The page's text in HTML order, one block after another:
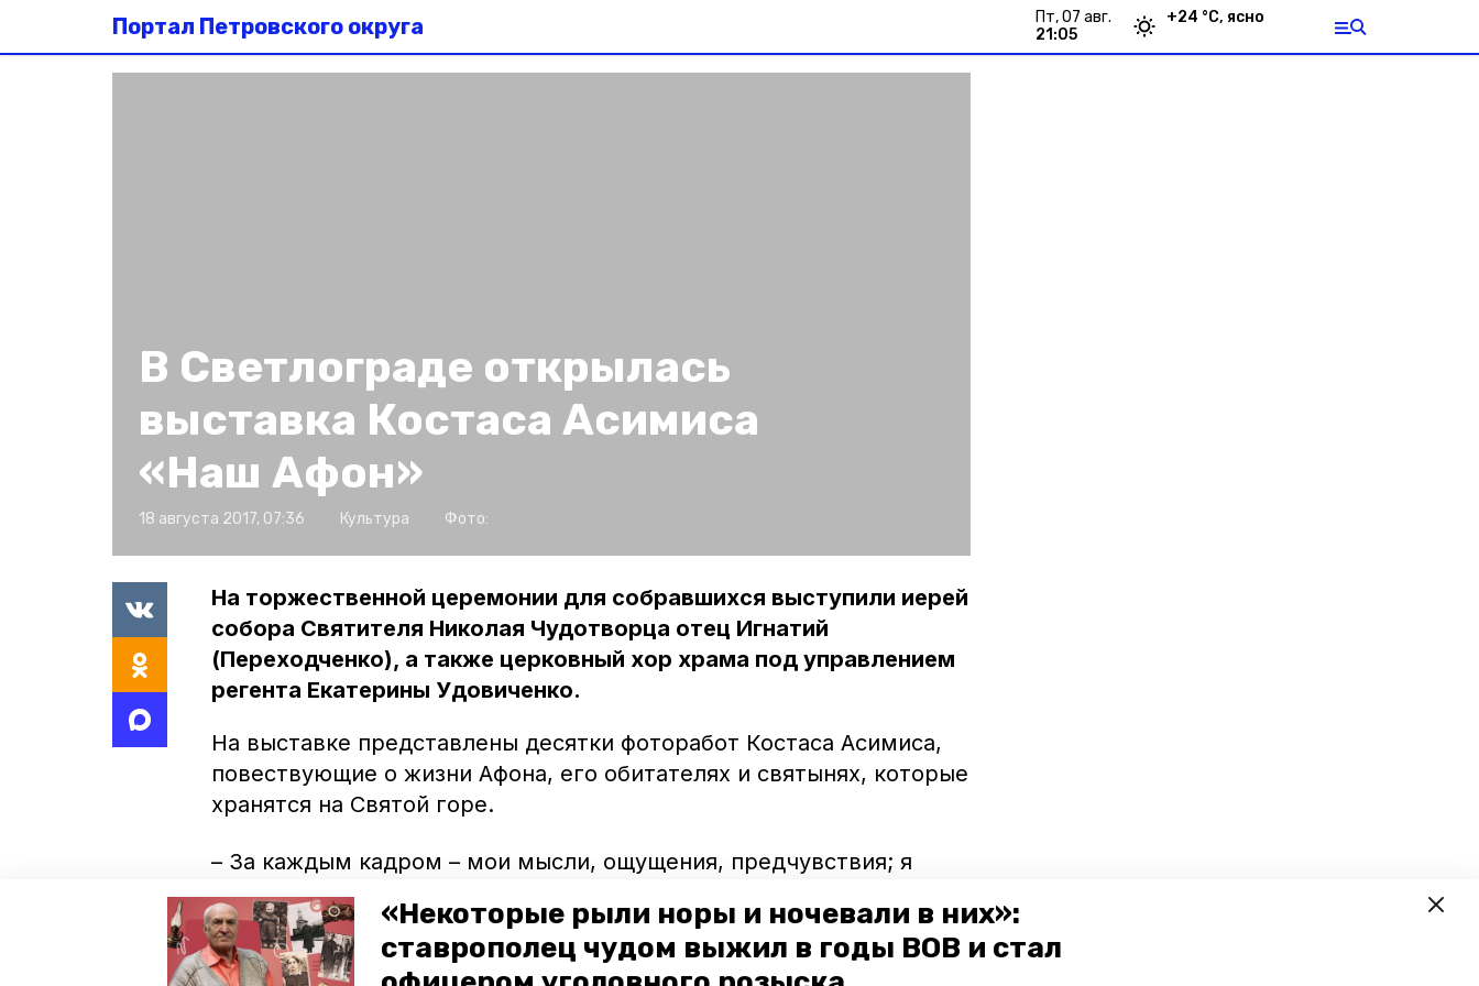
«Некоторые рыли норы и ночевали в них»:
ставрополец чудом выжил в годы ВОВ и стал
Портал Петровского округа
пт, 07 авг.
21:05
+24 °С, ясно
В Светлограде открылась
выставка Костаса Асимиса
«Наш Афон»
18 августа 2017, 07:36 Культура Фото:
На торжественной церемонии для собравшихся выступили иерей
собора Святителя Николая Чудотворца отец Игнатий
(Переходченко), а также церковный хор храма под управлением
регента Екатерины Удовиченко.
На выставке представлены десятки фоторабот Костаса Асимиса,
повествующие о жизни Афона, его обитателях и святынях, которые
хранятся на Святой горе.
– За каждым кадром – мои мысли, ощущения, предчувствия; я
думаю, а не просто кнопку на камере нажимаю, – приводит слова
мастера младший научный сотрудник Светлоградского историко-
краеведческого музея имени И.М. Солодилова Наталья Бабий.